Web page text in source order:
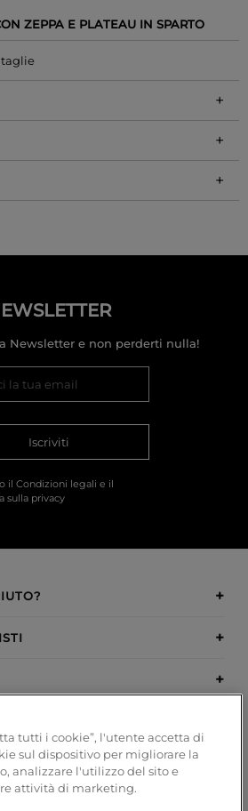
ZEPPA E PLATEAU IN SPARTO
taglie
+
+
+
Newsletter e non perderti nulla!
Iscriviti
il Condizioni legali e il
sulla privacy
tutti i cookie”, l'utente accetta di
sul dispositivo per migliorare la
analizzare l'utilizzo del sito e
attività di marketing.